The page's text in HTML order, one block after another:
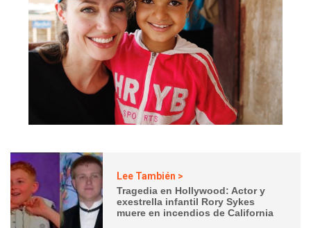
Lee También >
Tragedia en Hollywood: Actor y
exestrella infantil Rory Sykes
muere en incendios de California